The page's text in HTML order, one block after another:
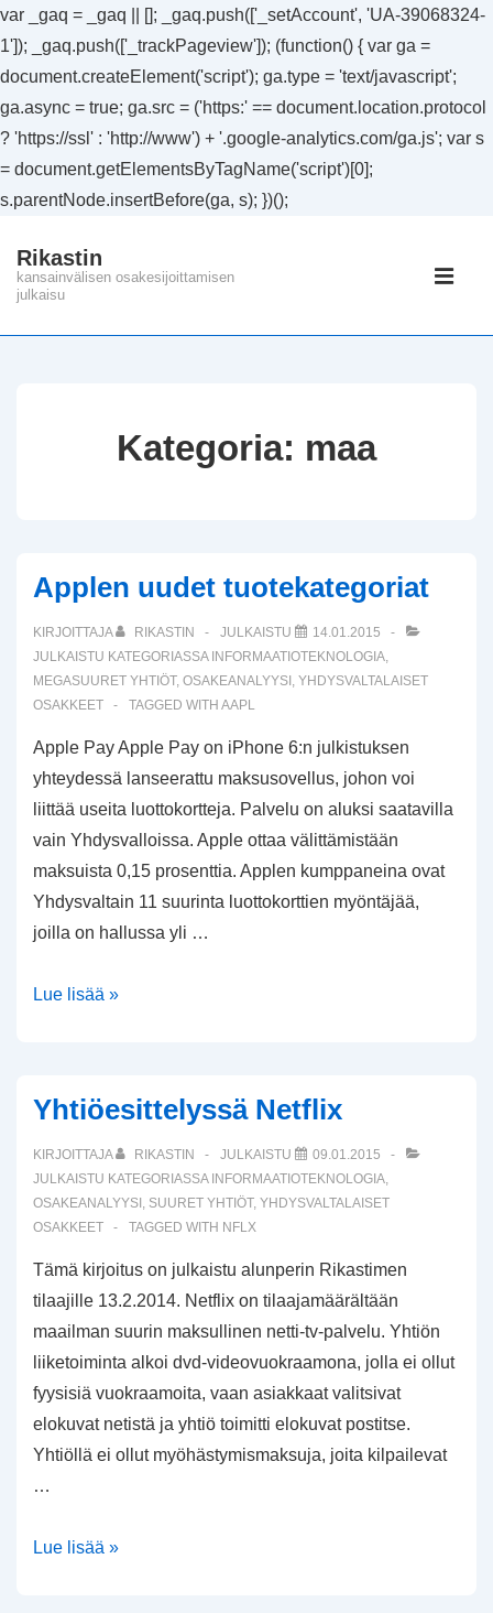
var _gaq = _gaq || []; _gaq.push(['_setAccount', 'UA-39068324-
1']); _gaq.push(['_trackPageview']); (function() { var ga =
document.createElement('script'); ga.type = 'text/javascript';
ga.async = true; ga.src = ('https:' == document.location.protocol
? 'https://ssl' : 'http://www') + '.google-analytics.com/ga.js'; var s
= document.getElementsByTagName('script')[0];
s.parentNode.insertBefore(ga, s); })();
Siirry
pääsisältöön
Rikastin
kansainvälisen osakesijoittamisen
julkaisu
Kategoria: maa
Applen uudet tuotekategoriat
KIRJOITTAJA RIKASTIN JULKAISTU
14.01.2015
JULKAISTU KATEGORIASSA INFORMAATIOTEKNOLOGIA,
MEGASUURET YHTIÖT, OSAKEANALYYSI , YHDYSVALTALAISET
OSAKKEET
TAGGED WITH AAPL
Apple Pay Apple Pay on iPhone 6:n julkistuksen
yhteydessä lanseerattu maksusovellus, johon voi
liittää useita luottokortteja. Palvelu on aluksi saatavilla
vain Yhdysvalloissa. Apple ottaa välittämistään
maksuista 0,15 prosenttia. Applen kumppaneina ovat
Yhdysvaltain 11 suurinta luottokorttien myöntäjää,
joilla on hallussa yli …
Applen
Lue lisää »
Yhtiöesittelyssä Netflix
KIRJOITTAJA RIKASTIN JULKAISTU
09.01.2015
JULKAISTU KATEGORIASSA INFORMAATIOTEKNOLOGIA,
OSAKEANALYYSI , SUURET YHTIÖT, YHDYSVALTALAISET
OSAKKEET
TAGGED WITH NFLX
Tämä kirjoitus on julkaistu alunperin Rikastimen
tilaajille 13.2.2014. Netflix on tilaajamäärältään
maailman suurin maksullinen netti-tv-palvelu. Yhtiön
liiketoiminta alkoi dvd-videovuokraamona, jolla ei ollut
fyysisiä vuokraamoita, vaan asiakkaat valitsivat
elokuvat netistä ja yhtiö toimitti elokuvat postitse.
Yhtiöllä ei ollut myöhästymismaksuja, joita kilpailevat
…
Yhtiöesittelyssä
Lue lisää »